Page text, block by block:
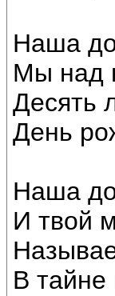
Наша
Мы над
Десять
День
Наша
И твой
В